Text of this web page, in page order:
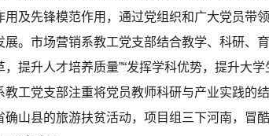
用及先锋模范作用，通过党组织和广大党员带
展。市场营销系教工党支部结合教学、科研、
提升人才培养质量”“发挥学科优势，提升大
教工党支部注重将党员教师科研与产业实践的
确山县的旅游扶贫活动，项目组三下河南，冒